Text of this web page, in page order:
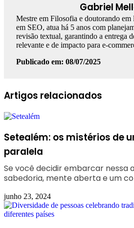
Gabriel
Mestre em Filosofia e doutorando em
em SEO, atua há 5 anos com
revisão textual, garantindo a entrega
relevante e de impacto para e-
Publicado em: 08/07/2025
Facebook
Linkedin
WhatsApp
Telegram
Artigos relacionados
Setealém: os mistérios de
paralela
Se você decidir embarcar nessa
sabedoria, mente aberta e um
junho 23, 2024